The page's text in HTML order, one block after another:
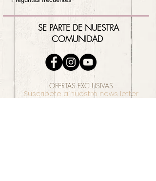
SE PARTE DE NUESTRA
COMUNIDAD
OFERTAS EXCLUSIVAS
Suscribete a nuestro news letter